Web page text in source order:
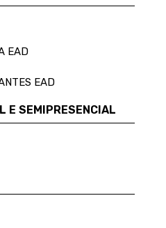
EAD
EAD
E SEMIPRESENCIAL